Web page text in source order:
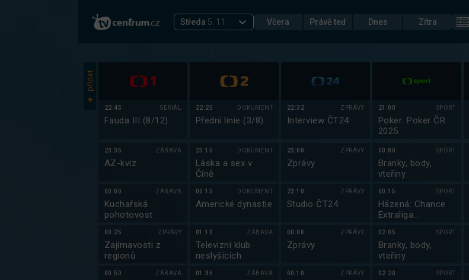
Středa 5. 11. Včera Právě teď Dnes Zítra
přidat
22:45 SERIÁL
Fauda III (8/12)
23:35 ZÁBAVA
AZ-kvíz
00:00 ZÁBAVA
Kuchařská
pohotovost
00:25 ZPRÁVY
Zajímavosti z
regionů
00:50 ZÁBAVA
22:25 DOKUMENT
Přední linie (3/8)
23:15 DOKUMENT
Láska a sex v
Číně
00:15 DOKUMENT
Americké dynastie
01:10 ZÁBAVA
Televizní klub
neslyšících
01:35 ZÁBAVA
22:32 ZPRÁVY
Interview ČT24
23:00 ZPRÁVY
Zprávy
23:10 ZPRÁVY
Studio ČT24
00:00 ZPRÁVY
Zprávy
00:10 ZPRÁVY
21:00 SPORT
Poker: Poker ČR
2025
00:00 SPORT
Branky, body,
vteřiny
00:15 SPORT
Házená: Chance
Extraliga
02:05 SPORT
Branky, body,
vteřiny
02:20 SPORT